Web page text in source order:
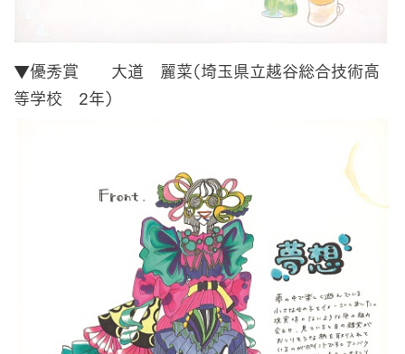
▼優秀賞 大道 麗菜（埼玉県立越谷総合技術高
等学校 2年）